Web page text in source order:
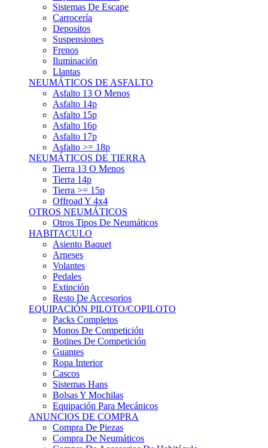
Carrocería
Depositos
Suspensiones
Frenos
Iluminación
Llantas
NEUMÁTICOS DE ASFALTO
Asfalto 13 O Menos
Asfalto 14p
Asfalto 15p
Asfalto 16p
Asfalto 17p
Asfalto >= 18p
NEUMÁTICOS DE TIERRA
Tierra 13 O Menos
Tierra 14p
Tierra >= 15p
Offroad Y 4x4
OTROS NEUMÁTICOS
Otros Tipos De Neumáticos
HABITACULO
Asiento Baquet
Arneses
Volantes
Pedales
Extinción
Resto De Accesorios
EQUIPACIÓN PILOTO/COPILOTO
Packs Completos
Monos De Competición
Botines De Competición
Guantes
Ropa Interior
Cascos
Sistemas Hans
Bolsas Y Mochilas
Equipación Para Mecánicos
ANUNCIOS DE COMPRA
Compra De Piezas
Compra De Neumáticos
Compra De Accesorios De Habitáculo
Compra De Equipación